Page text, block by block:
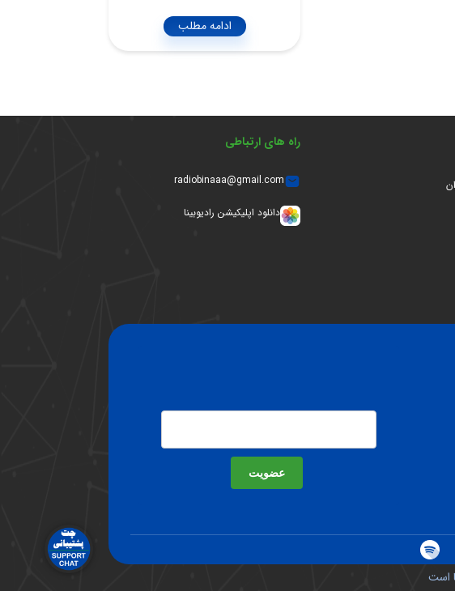
ادامه مطلب
راه های ارتباطی
radiobinaaa@gmail.com
دانلود اپلیکیشن رادیوبینا
عضویت
است